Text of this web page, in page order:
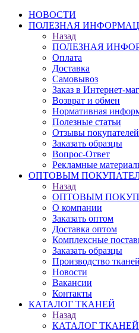
НОВОСТИ
ПОЛЕЗНАЯ
Назад
ПОЛЕЗНАЯ
Оплата
Доставка
Самовывоз
Заказ в Интернет-
Возврат и обмен
Нормативная
Полезные статьи
Отзывы покупателей
Заказать образцы
Вопрос-Ответ
Рекламные
ОПТОВЫМ
Назад
ОПТОВЫМ
О компании
Заказать оптом
Доставка оптом
Комплексные
Заказать образцы
Производство
Новости
Вакансии
Контакты
КАТАЛОГ ТКАНЕЙ
Назад
КАТАЛОГ ТКАНЕЙ